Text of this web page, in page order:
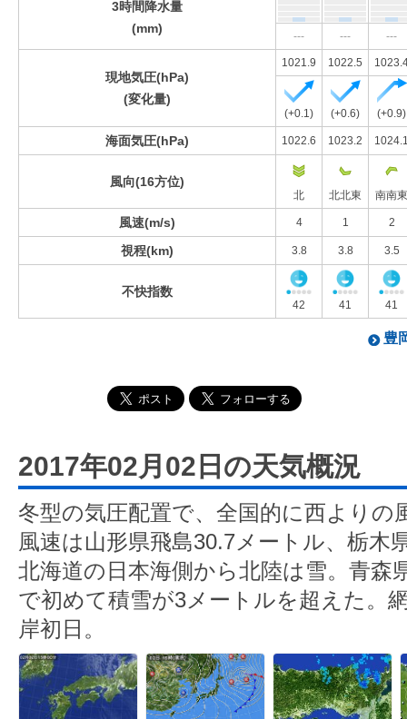
3時間降水量
(mm)
--- --- ---
現地気圧(hPa)
(変化量)
1021.9 1022.5
(+0.1) (+0.6) (+0.9)
海面気圧(hPa) 1022.6 1023.2
風向(16方位)
北 北北東 南南東
風速(m/s) 4 1 2
視程(km) 3.8 3.8 3.5
不快指数
42 41 41
豊
2017年02月02日の天気概況
冬型の気圧配置で、全国的に西よりの
風速は山形県飛島30.7メートル、栃木
北海道の日本海側から北陸は雪。青森
で初めて積雪が3メートルを超えた。
岸初日。